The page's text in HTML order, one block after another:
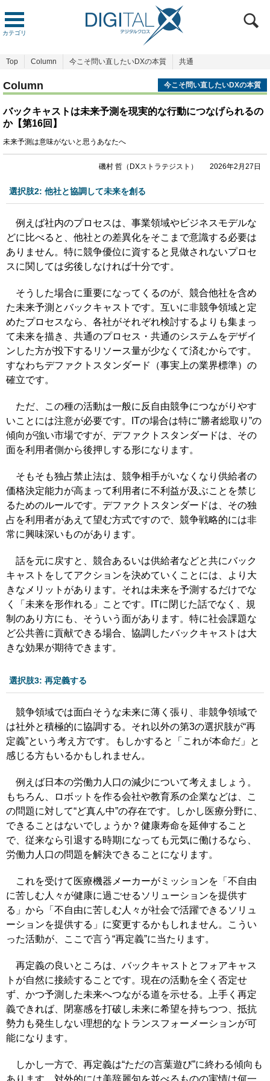
カテゴリ
Top Column 今こそ問い直したいDXの本質 共通
Column 今こそ問い直したいDXの本質
バックキャストは未来予測を現実的な行動につなげられるの
か【第16回】
未来予測は意味がないと思うあなたへ
磯村 哲（DXストラテジスト） 2026年2月27日
選択肢2: 他社と協調して未来を創る
例えば社内のプロセスは、事業領域やビジネスモデルな
どに比べると、他社との差異化をそこまで意識する必要は
ありません。特に競争優位に資すると見做されないプロセ
スに関しては劣後しなければ十分です。
そうした場合に重要になってくるのが、競合他社を含め
た未来予測とバックキャストです。互いに非競争領域と定
めたプロセスなら、各社がそれぞれ検討するよりも集まっ
て未来を描き、共通のプロセス・共通のシステムをデザイ
ンした方が投下するリソース量が少なくて済むからです。
すなわちデファクトスタンダード（事実上の業界標準）の
確立です。
ただ、この種の活動は一般に反自由競争につながりやす
いことには注意が必要です。ITの場合は特に“勝者総取り”の
傾向が強い市場ですが、デファクトスタンダードは、その
面を利用者側から後押しする形になります。
そもそも独占禁止法は、競争相手がいなくなり供給者の
価格決定能力が高まって利用者に不利益が及ぶことを禁じ
るためのルールです。デファクトスタンダードは、その独
占を利用者があえて望む方式ですので、競争戦略的には非
常に興味深いものがあります。
話を元に戻すと、競合あるいは供給者などと共にバック
キャストをしてアクションを決めていくことには、より大
きなメリットがあります。それは未来を予測するだけでな
く「未来を形作れる」ことです。ITに閉じた話でなく、規
制のあり方にも、そういう面があります。特に社会課題な
ど公共善に貢献できる場合、協調したバックキャストは大
きな効果が期待できます。
選択肢3: 再定義する
競争領域では面白そうな未来に薄く張り、非競争領域で
は社外と積極的に協調する。それ以外の第3の選択肢が“再
定義”という考え方です。もしかすると「これが本命だ」と
感じる方もいるかもしれません。
例えば日本の労働力人口の減少について考えましょう。
もちろん、ロボットを作る会社や教育系の企業などは、こ
の問題に対して“ど真ん中”の存在です。しかし医療分野に、
できることはないでしょうか？健康寿命を延伸すること
で、従来なら引退する時期になっても元気に働けるなら、
労働力人口の問題を解決できることになります。
これを受けて医療機器メーカーがミッションを「不自由
に苦しむ人々が健康に過ごせるソリューションを提供す
る」から「不自由に苦しむ人々が社会で活躍できるソリュ
ーションを提供する」に変更するかもしれません。こうい
った活動が、ここで言う“再定義”に当たります。
再定義の良いところは、バックキャストとフォアキャス
トが自然に接続することです。現在の活動を全く否定せ
ず、かつ予測した未来へつながる道を示せる。上手く再定
義できれば、閉塞感を打破し未来に希望を持ちつつ、抵抗
勢力も発生しない理想的なトランスフォーメーションが可
能になります。
しかし一方で、再定義は“ただの言葉遊び”に終わる傾向も
あります。対外的には美辞麗句を並べるものの実情は何一